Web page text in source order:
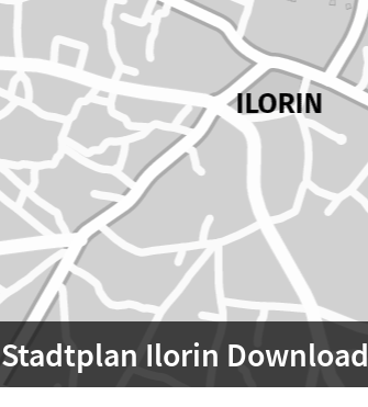
Stadtplan Ilorin Download